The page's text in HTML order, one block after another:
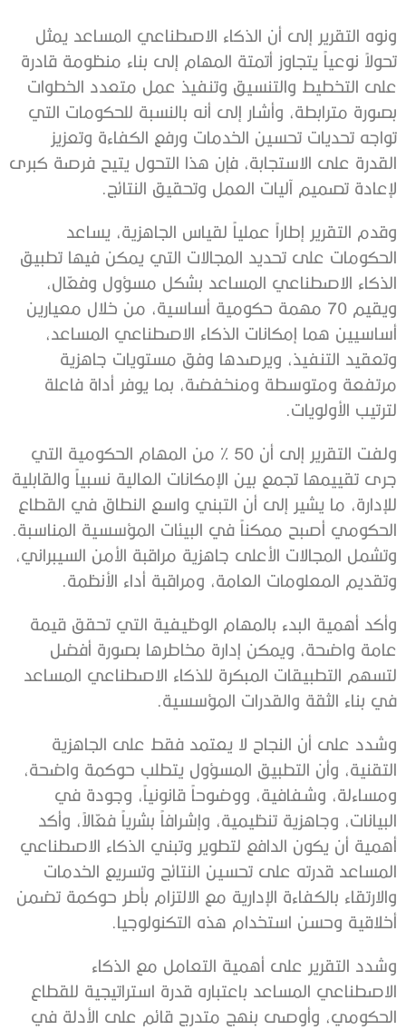
ونوه التقرير إلى أن الذكاء الاصطناعي المساعد يمثل
تحولاً نوعياً يتجاوز أتمتة المهام إلى بناء منظومة قادرة
على التخطيط والتنسيق وتنفيذ عمل متعدد الخطوات
بصورة مترابطة، وأشار إلى أنه بالنسبة للحكومات التي
تواجه تحديات تحسين الخدمات ورفع الكفاءة وتعزيز
القدرة على الاستجابة، فإن هذا التحول يتيح فرصة كبرى
لإعادة تصميم آليات العمل وتحقيق النتائج.
وقدم التقرير إطاراً عملياً لقياس الجاهزية، يساعد
الحكومات على تحديد المجالات التي يمكن فيها تطبيق
الذكاء الاصطناعي المساعد بشكل مسؤول وفعّال،
ويقيم 70 مهمة حكومية أساسية، من خلال معيارين
أساسيين هما إمكانات الذكاء الاصطناعي المساعد،
وتعقيد التنفيذ، ويرصدها وفق مستويات جاهزية
مرتفعة ومتوسطة ومنخفضة، بما يوفر أداة فاعلة
لترتيب الأولويات.
ولفت التقرير إلى أن 50 % من المهام الحكومية التي
جرى تقييمها تجمع بين الإمكانات العالية نسبياً والقابلية
للإدارة، ما يشير إلى أن التبني واسع النطاق في القطاع
الحكومي أصبح ممكناً في البيئات المؤسسية المناسبة.
وتشمل المجالات الأعلى جاهزية مراقبة الأمن السيبراني،
وتقديم المعلومات العامة، ومراقبة أداء الأنظمة.
وأكد أهمية البدء بالمهام الوظيفية التي تحقق قيمة
عامة واضحة، ويمكن إدارة مخاطرها بصورة أفضل
لتسهم التطبيقات المبكرة للذكاء الاصطناعي المساعد
في بناء الثقة والقدرات المؤسسية.
وشدد على أن النجاح لا يعتمد فقط على الجاهزية
التقنية، وأن التطبيق المسؤول يتطلب حوكمة واضحة،
ومساءلة، وشفافية، ووضوحاً قانونياً، وجودة في
البيانات، وجاهزية تنظيمية، وإشرافاً بشرياً فعّالاً، وأكد
أهمية أن يكون الدافع لتطوير وتبني الذكاء الاصطناعي
المساعد قدرته على تحسين النتائج وتسريع الخدمات
والارتقاء بالكفاءة الإدارية مع الالتزام بأطر حوكمة تضمن
أخلاقية وحسن استخدام هذه التكنولوجيا.
وشدد التقرير على أهمية التعامل مع الذكاء
الاصطناعي المساعد باعتباره قدرة استراتيجية للقطاع
الحكومي، وأوصى بنهج متدرج قائم على الأدلة في